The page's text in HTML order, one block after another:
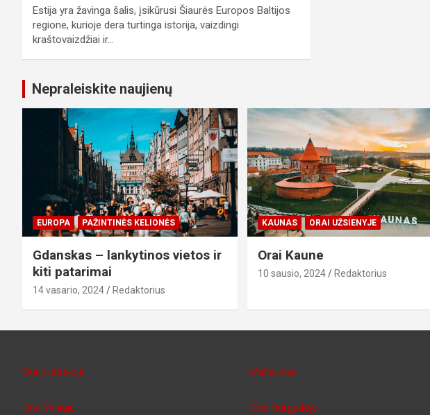
Estija yra žavinga šalis, įsikūrusi Šiaurės Europos Baltijos
regione, kurioje dera turtinga istorija, vaizdingi
kraštovaizdžiai ir…
Nepraleiskite naujienų
EUROPA PAŽINTINĖS KELIONĖS
Gdanskas – lankytinos vietos ir
kiti patarimai
14 vasario, 2024 Redaktorius
KAUNAS ORAI UŽSIENYJE
Orai Kaune
10 sausio, 2024 Redaktorius
Orai Lietuvoje
Orai Vilniuje
Malta orai
Orai Hurgadoje